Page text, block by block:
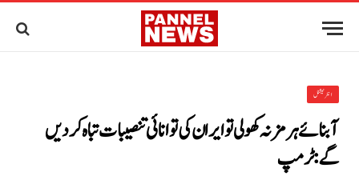
انٹرنیشنل
آبنائے ہرمز نہ کھولی تو ایران کی توانائی تنصیبات تباہ کردیں
گے: ٹرمپ